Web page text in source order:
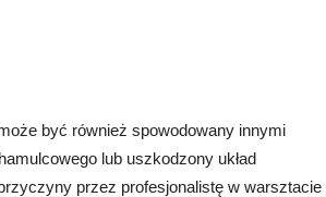
być również spowodowany innymi
lub uszkodzony układ
przez profesjonalistę w warsztacie